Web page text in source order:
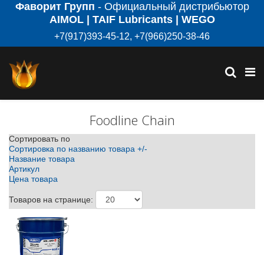
Фаворит Групп - Официальный дистрибьютор
AIMOL | TAIF Lubricants | WEGO
+7(917)393-45-12, +7(966)250-38-46
Foodline Chain
Сортировать по
Сортировка по названию товара +/-
Название товара
Артикул
Цена товара
Товаров на странице: